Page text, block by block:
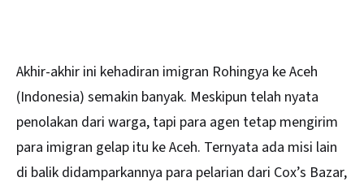
Akhir-akhir ini kehadiran imigran Rohingya ke Aceh
(Indonesia) semakin banyak. Meskipun telah nyata
penolakan dari warga, tapi para agen tetap mengirim
para imigran gelap itu ke Aceh. Ternyata ada misi lain
di balik didamparkannya para pelarian dari Cox’s Bazar,